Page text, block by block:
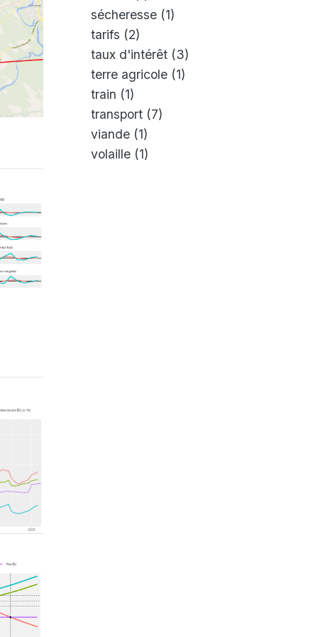
sécheresse (1)
tarifs (2)
taux d'intérêt (3)
terre agricole (1)
train (1)
transport (7)
viande (1)
volaille (1)